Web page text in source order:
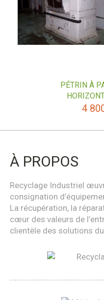
PÉTRIN À
4
À PROPOS
Recyclage Industriel
consignation
La récupération, la
cœur des valeurs de
clientèle des solutions